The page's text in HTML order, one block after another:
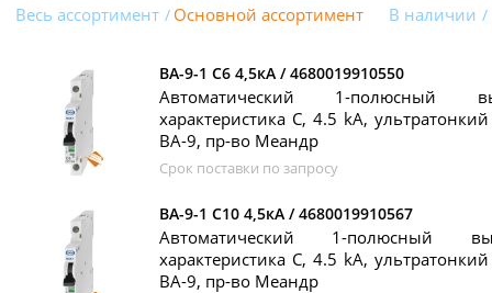
Весь ассортимент Основной ассортимент В наличии
ВА-9-1 C6 4,5кА / 4680019910550
Автоматический 1-полюсный
характеристика C, 4.5 kA,
ВА-9, пр-во Меандр
Срок поставки по запросу
ВА-9-1 C10 4,5кА / 4680019910567
Автоматический 1-полюсный
характеристика C, 4.5 kA,
ВА-9, пр-во Меандр